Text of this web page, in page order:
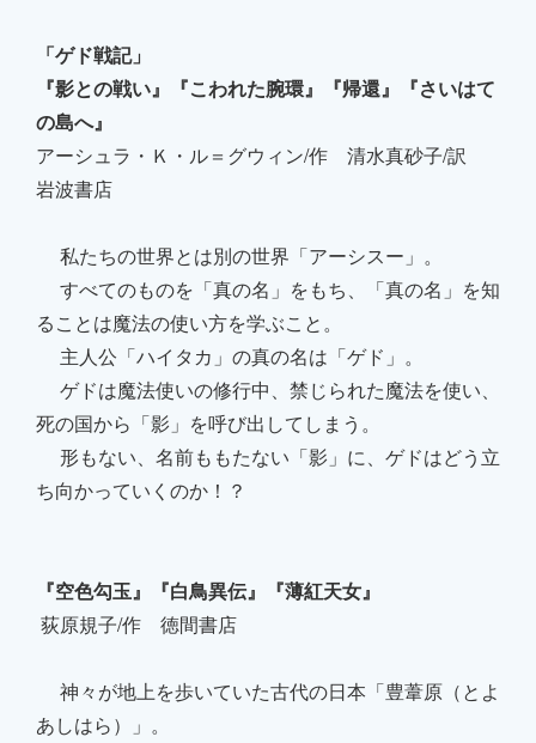
「ゲド戦記」
『影との戦い』『こわれた腕環』『帰還』『さいはて
の島へ』
アーシュラ・Ｋ・ル＝グウィン/作 清水真砂子/訳
岩波書店
私たちの世界とは別の世界「アーシスー」。
すべてのものを「真の名」をもち、「真の名」を知
ることは魔法の使い方を学ぶこと。
主人公「ハイタカ」の真の名は「ゲド」。
ゲドは魔法使いの修行中、禁じられた魔法を使い、
死の国から「影」を呼び出してしまう。
形もない、名前ももたない「影」に、ゲドはどう立
ち向かっていくのか！？
『空色勾玉』『白鳥異伝』『薄紅天女』
荻原規子/作 徳間書店
神々が地上を歩いていた古代の日本「豊葦原（とよ
あしはら）」。